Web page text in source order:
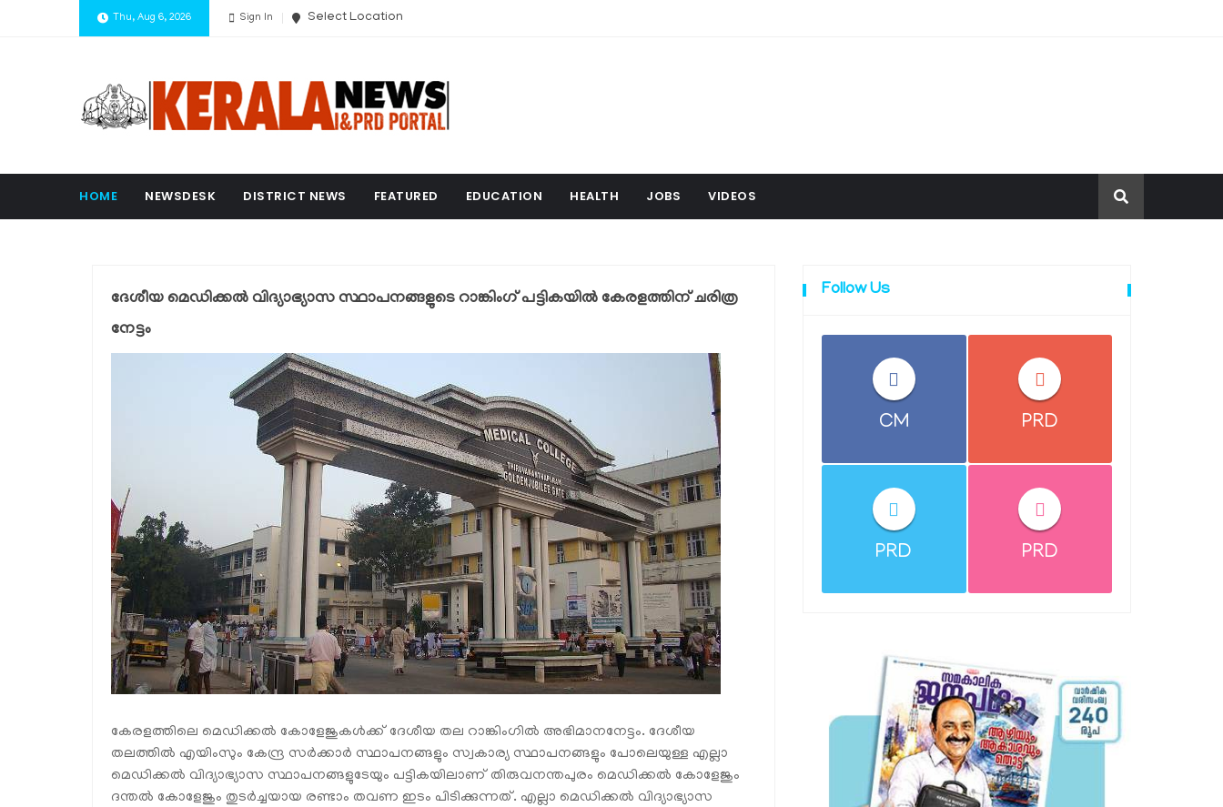
Thu, Aug 6, 2026 Sign In Select Location
HOME NEWSDESK DISTRICT NEWS FEATURED EDUCATION HEALTH JOBS VIDEOS
ദേശീയ മെഡിക്കല്‍ വിദ്യാഭ്യാസ സ്ഥാപനങ്ങളുടെ റാങ്കിംഗ് പട്ടികയില്‍ കേരളത്തിന് ചരിത്ര
നേട്ടം
കേരളത്തിലെ മെഡിക്കല്‍ കോളേജുകള്‍ക്ക് ദേശീയ തല റാങ്കിംഗില്‍ അഭിമാനനേട്ടം. ദേശീയ
തലത്തില്‍ എയിംസും കേന്ദ്ര സര്‍ക്കാര്‍ സ്ഥാപനങ്ങളും സ്വകാര്യ സ്ഥാപനങ്ങളും പോലെയുള്ള എല്ലാ
മെഡിക്കല്‍ വിദ്യാഭ്യാസ സ്ഥാപനങ്ങളുടേയും പട്ടികയിലാണ് തിരുവനന്തപുരം മെഡിക്കല്‍ കോളേജും
ദന്തല്‍ കോളേജും തുടര്‍ച്ചയായ രണ്ടാം തവണ ഇടം പിടിക്കുന്നത്. എല്ലാ മെഡിക്കല്‍ വിദ്യാഭ്യാസ
Follow Us
CM PRD
PRD PRD